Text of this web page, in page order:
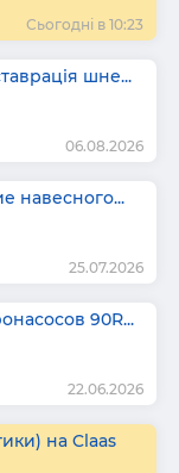
Сьогодні в 10:23
шне...
06.08.2026
навесного...
25.07.2026
90R...
22.06.2026
на Claas